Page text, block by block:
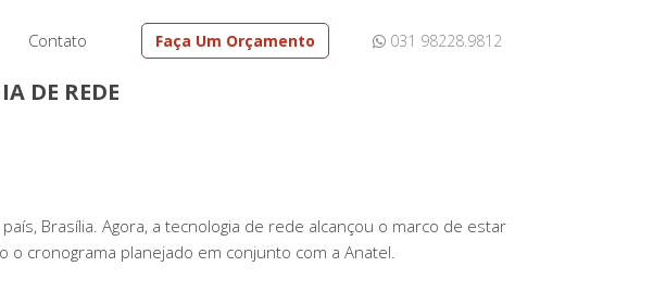
031 98228.9812
Contato Faça Um Orçamento
DE REDE
Brasília. Agora, a tecnologia de rede alcançou o marco de estar
cronograma planejado em conjunto com a Anatel.